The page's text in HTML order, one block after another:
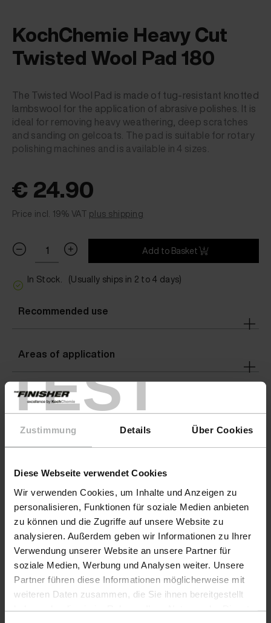
TEST
Zustimmung Details Über Cookies
Diese Webseite verwendet Cookies
Wir verwenden Cookies, um Inhalte und Anzeigen zu
personalisieren, Funktionen für soziale Medien anbieten
zu können und die Zugriffe auf unsere Website zu
analysieren. Außerdem geben wir Informationen zu Ihrer
Verwendung unserer Website an unsere Partner für
soziale Medien, Werbung und Analysen weiter. Unsere
Partner führen diese Informationen möglicherweise mit
weiteren Daten zusammen, die Sie ihnen bereitgestellt
KochChemie Heavy Cut
Twisted Wool Pad 180
The Twisted Wool Pad is made of tug-resistant knotted
lambswool for the application of abrasive polishes. It is
ideal for removing heavy weathering, deep scratches
and sanding on gelcoats. The pad is suitable for rotary
polishing machines and is available in 4 sizes.
€ 24.90
Price incl. 19% VAT plus shipping
Add to Basket
In Stock. (Usually ships in 2 to 4 days)
Recommended use
Areas of application
Warnings